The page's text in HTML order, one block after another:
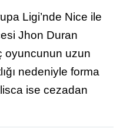
Ligi’nde Nice ile
Jhon Duran
oyuncunun uzun
nedeniyle forma
ise cezadan